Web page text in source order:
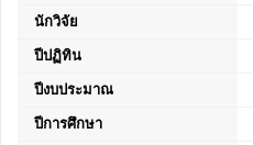
นักวิจัย
ปีปฏิทิน
ปีงบประมาณ
ปีการศึกษา